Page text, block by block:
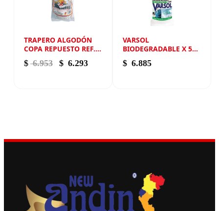
TRAPERO ALGODÓN
COPA REPUESTO REF.
700 NEW ANDIN
$ 6.953 El precio original era: $ 6.953.
$ 6.293El precio actual es: $ 6.293.
VARSOL
BIODEGRADABLE X 500
ML NEW ANDIN
$ 6.885